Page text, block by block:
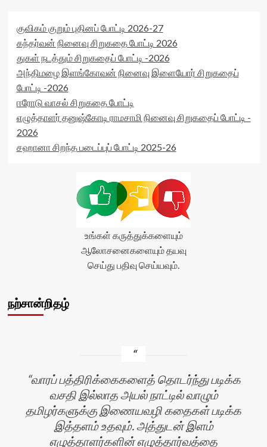
average'>0
(0)
</span>
</div>
rater-
starsize='16'
data-
rater-
postid='35361'
data-
rater-
readonly='true'
data-
>
class='yasr-
stars-
average'>0
</span>
குவிகம் குறும் புதினப் போட்டி 2026-27
கந்தர்வன் நினைவு சிறுகதை போட்டி 2026
துகள் நடத்தும் சிறுகதைப் போட்டி -2026
அந்திமழை இளங்கோவன் நினைவு இளையோர் சிறுகதைப்
போட்டி -2026
ஈரோடு வாசல் சிறுகதை போட்டி
எழுத்தாளர் தனுஷ்கோடி ராமசாமி நினைவு சிறுகதைப் போட்டி -
2026
சஹானா சிறந்த படைப்புப் போட்டி 2025-26
உங்கள் கருத்துக்களையும்
ஆலோசனைகளையும் தயவு
செய்து பதிவு செய்யவும்.
நற்சான்றிதழ்
வாரப் பத்திரிக்கைகளைத் தொடர்ந்து படிக்க
வசதி இல்லாத அயல் நாட்டில் வாழும்
தமிழர்களுக்கு இணையவழி கதைகள் படிக்க
இத்தளம் உதவும். அத்துடன் இளம்
எழுத்தாளர்களின் எழுத்தார்வத்தை